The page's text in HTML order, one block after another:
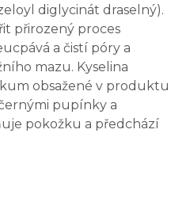
diglycinát draselný).
přirozený proces
a čistí póry a
mazu. Kyselina
obsažené v produktu
pupínky a
pokožku a předchází